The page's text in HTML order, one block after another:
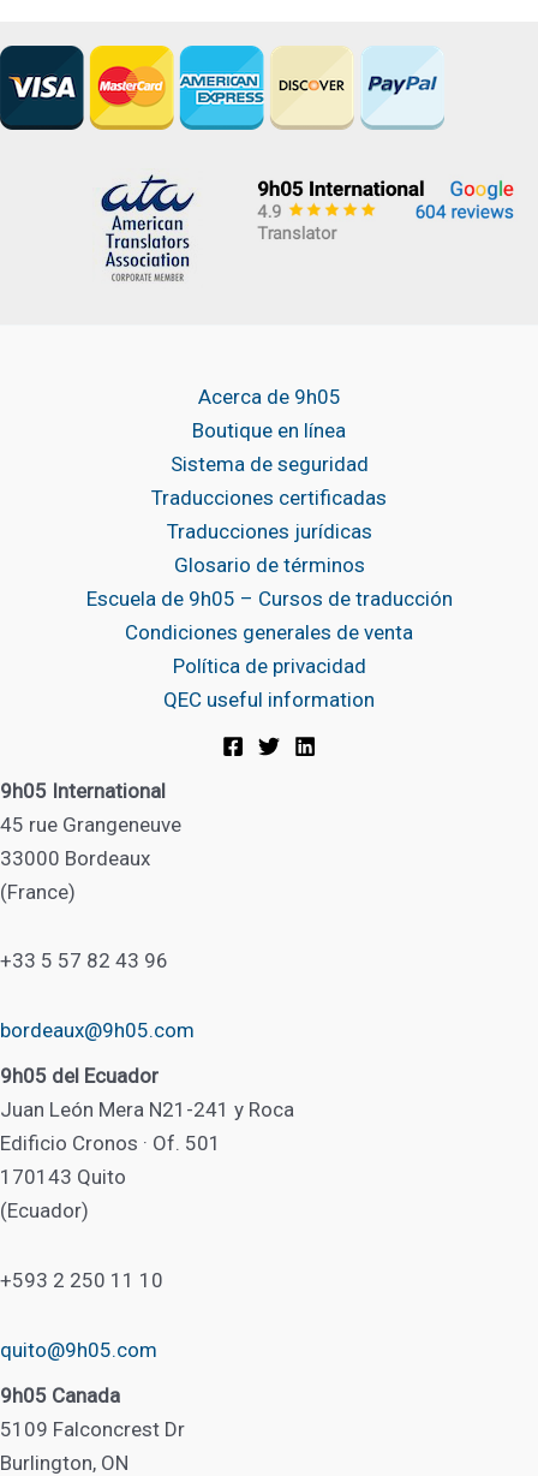
Acerca de 9h05
Boutique en línea
Sistema de seguridad
Traducciones certificadas
Traducciones jurídicas
Glosario de términos
Escuela de 9h05 – Cursos de traducción
Condiciones generales de venta
Política de privacidad
QEC useful information
9h05 International
45 rue Grangeneuve
33000 Bordeaux
(France)
+33 5 57 82 43 96
bordeaux@9h05.com
9h05 del Ecuador
Juan León Mera N21-241 y Roca
Edificio Cronos · Of. 501
170143 Quito
(Ecuador)
+593 2 250 11 10
quito@9h05.com
9h05 Canada
5109 Falconcrest Dr
Burlington, ON